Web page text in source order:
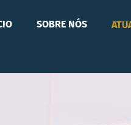
SOBRE NÓS